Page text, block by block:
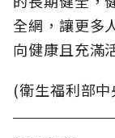
全網，讓更多
向健康且充滿
(衛生福利部